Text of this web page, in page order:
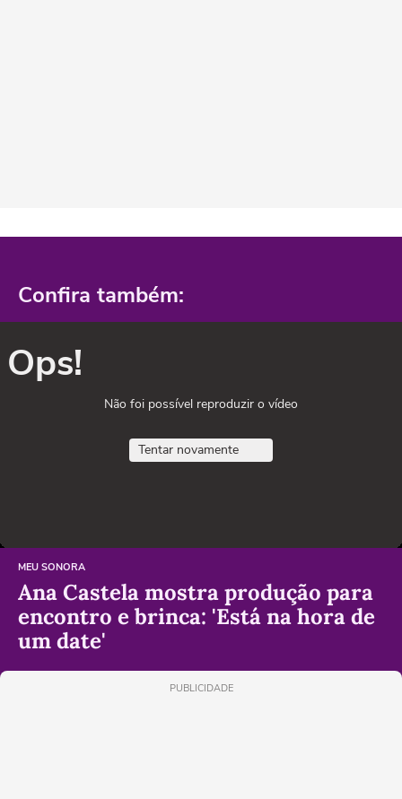
Confira também:
Ops!
Não foi possível reproduzir o vídeo
Tentar novamente
MEU SONORA
Ana Castela mostra produção para
encontro e brinca: 'Está na hora de
um date'
PUBLICIDADE